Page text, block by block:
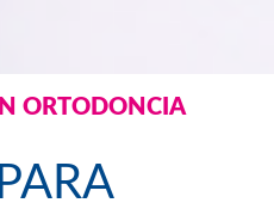
ORTODONCIA